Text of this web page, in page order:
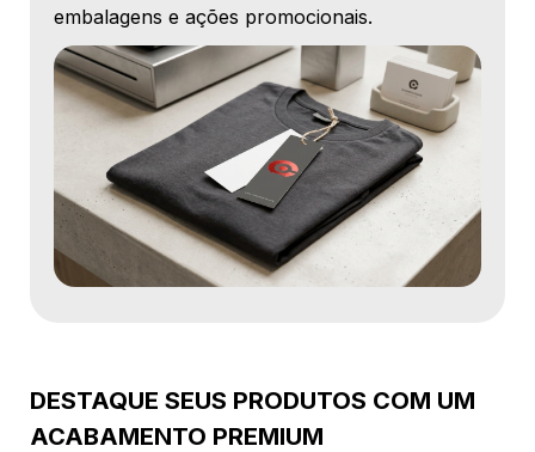
embalagens e ações promocionais.
DESTAQUE SEUS PRODUTOS COM UM
ACABAMENTO PREMIUM